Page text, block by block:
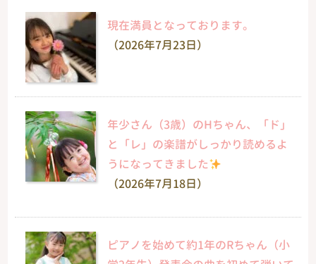
現在満員となっております。
（2026年7月23日）
年少さん（3歳）のHちゃん、「ド」
と「レ」の楽譜がしっかり読めるよ
うになってきました
（2026年7月18日）
ピアノを始めて約1年のRちゃん（小